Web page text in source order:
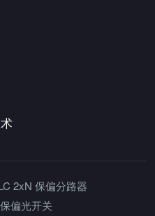
2xN 保偏分路器
偏光开关